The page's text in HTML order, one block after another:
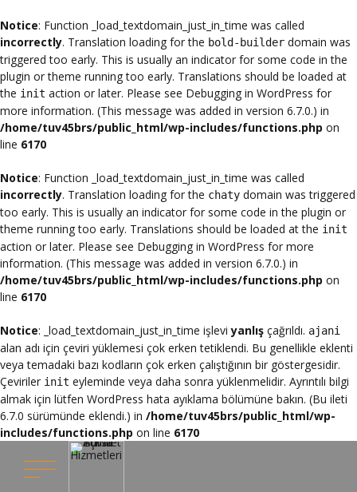
Notice: Function _load_textdomain_just_in_time was called
incorrectly. Translation loading for the bold-builder domain was
triggered too early. This is usually an indicator for some code in the
plugin or theme running too early. Translations should be loaded at
the init action or later. Please see Debugging in WordPress for
more information. (This message was added in version 6.7.0.) in
/home/tuv45brs/public_html/wp-includes/functions.php on
line 6170
Notice: Function _load_textdomain_just_in_time was called
incorrectly. Translation loading for the chaty domain was triggered
too early. This is usually an indicator for some code in the plugin or
theme running too early. Translations should be loaded at the init
action or later. Please see Debugging in WordPress for more
information. (This message was added in version 6.7.0.) in
/home/tuv45brs/public_html/wp-includes/functions.php on
line 6170
Notice: _load_textdomain_just_in_time işleviyanlış çağrıldı. ajani
alan adı için çeviri yüklemesi çok erken tetiklendi. Bu genellikle eklenti
veya temadaki bazı kodların çok erken çalıştığının bir göstergesidir.
Çeviriler init eyleminde veya daha sonra yüklenmelidir. Ayrıntılı bilgi
almak için lütfen WordPress hata ayıklama bölümüne bakın. (Bu ileti
6.7.0 sürümünde eklendi.) in /home/tuv45brs/public_html/wp-
includes/functions.php on line 6170